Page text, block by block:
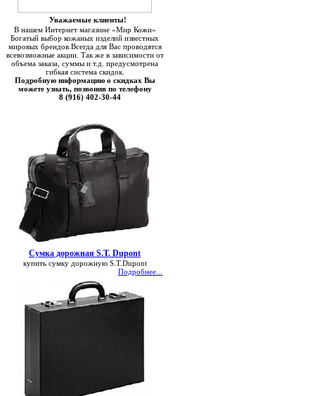
Уважаемые клиенты!
В нашем Интернет магазине «Мир Кожи»
Богатый выбор кожаных изделий известных
мировых брендов.Всегда для Вас проводятся
всевозможные акции. Так же в зависимости от
объема заказа, суммы и т.д. предусмотрена
гибкая система скидок.
Подробную информацию о скидках Вы
можете узнать, позвонив по телефону
8 (916) 402-30-44
Сумка дорожная S.T. Dupont
купить сумку дорожную S.T.Dupont
Подробнее...